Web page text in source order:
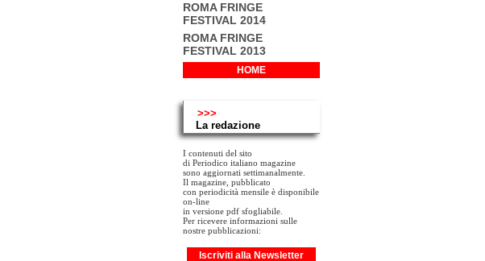
ROMA FRINGE
FESTIVAL 2014
ROMA FRINGE
FESTIVAL 2013
HOME
>>>
La redazione
I contenuti del sito
di Periodico italiano magazine
sono aggiornati settimanalmente.
Il magazine, pubblicato
con periodicità mensile è disponibile
on-line
in versione pdf sfogliabile.
Per ricevere informazioni sulle
nostre pubblicazioni:
Iscriviti alla Newsletter